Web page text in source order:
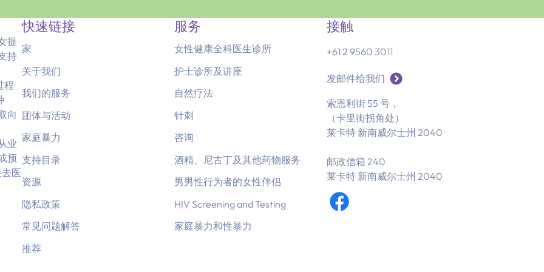
提
持
程
向
业
预
医
快速链接
家
关于我们
我们的服务
团体与活动
家庭暴力
支持目录
资源
隐私政策
常见问题解答
推荐
服务
女性健康全科医生诊所
护士诊所及讲座
自然疗法
针刺
咨询
酒精、尼古丁及其他药物服务
男男性行为者的女性伴侣
HIV Screening and Testing
家庭暴力和性暴力
接触
+61 2 9560 3011
发邮件给我们
索恩利街 55 号，
（卡里街拐角处）
莱卡特 新南威尔士州 2040
邮政信箱 240
莱卡特 新南威尔士州 2040